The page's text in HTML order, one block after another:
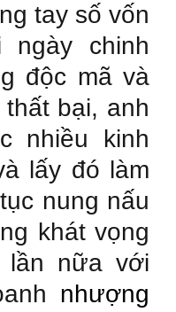
tay số vốn
chinh
độc mã và
bại, anh
nhiều kinh
lấy đó làm
nung nấu
khát vọng
lần nữa với
nhượng